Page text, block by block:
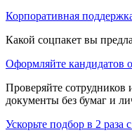
Корпоративная
Какой соцпакет вы
Оформляйте кандидатов
Проверяйте
документы без бумаг и
Ускорьте подбор в 2 раза